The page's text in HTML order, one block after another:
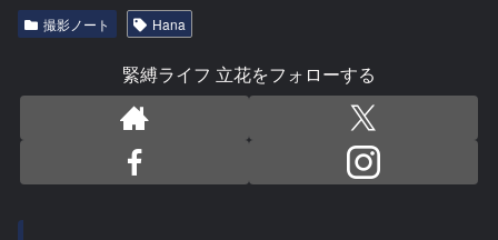
撮影ノート Hana
緊縛ライフ 立花をフォローする